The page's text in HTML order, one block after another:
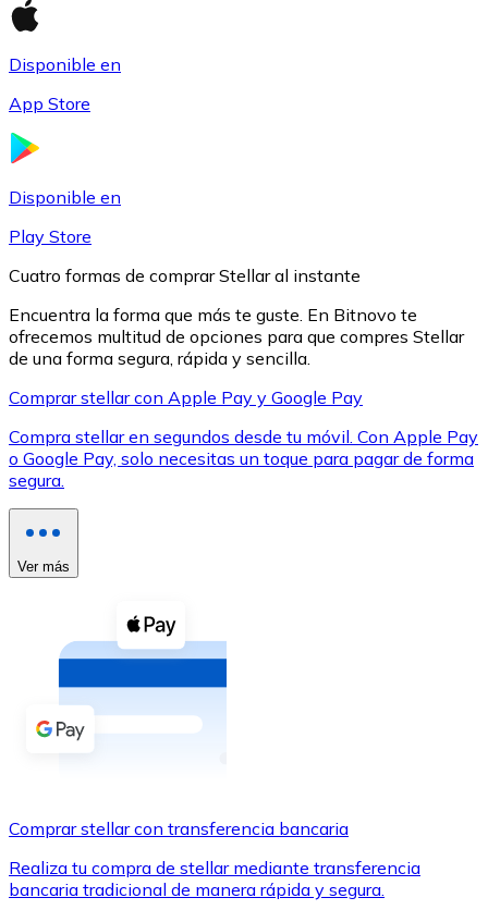
Litecoin
LTC
Ver todo
Compra criptomonedas con efectivo en tu tienda más
Comprar con efectivo
Transferencia SEPA
Añade fondos a tu cuenta Bitnovo o realiza compras
Comprar con Transferencia
Utiliza tarjetas Visa y Mastercard para comprar
Comprar con tarjeta
Tienda - Tarjetas regalo
Disponible en
App Store
Disponible en
Play Store
Cuatro formas de comprar Stellar al instante
Encuentra la forma que más te guste. En Bitnovo te
ofrecemos multitud de opciones para que compres Stellar
de una forma segura, rápida y sencilla.
Comprar stellar con Apple Pay y Google Pay
Compra stellar en segundos desde tu móvil. Con Apple Pay
o Google Pay, solo necesitas un toque para pagar de forma
segura.
Ver más
Comprar stellar con transferencia bancaria
Realiza tu compra de stellar mediante transferencia
bancaria tradicional de manera rápida y segura.